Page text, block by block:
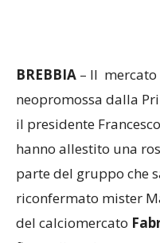
neopromossa dalla
il presidente
hanno allestito una
parte del gruppo che
riconfermato mister
del calciomercato
fino a dicembre